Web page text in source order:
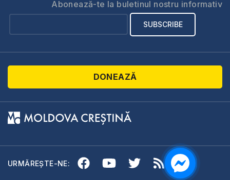
Abonează-te la buletinul nostru informativ
DONEAZĂ
URMĂREȘTE-NE: